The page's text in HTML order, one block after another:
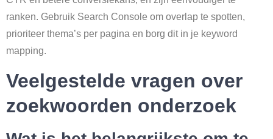
ranken. Gebruik Search Console om overlap te spotten,
prioriteer thema’s per pagina en borg dit in je keyword
mapping.
Veelgestelde vragen over
zoekwoorden onderzoek